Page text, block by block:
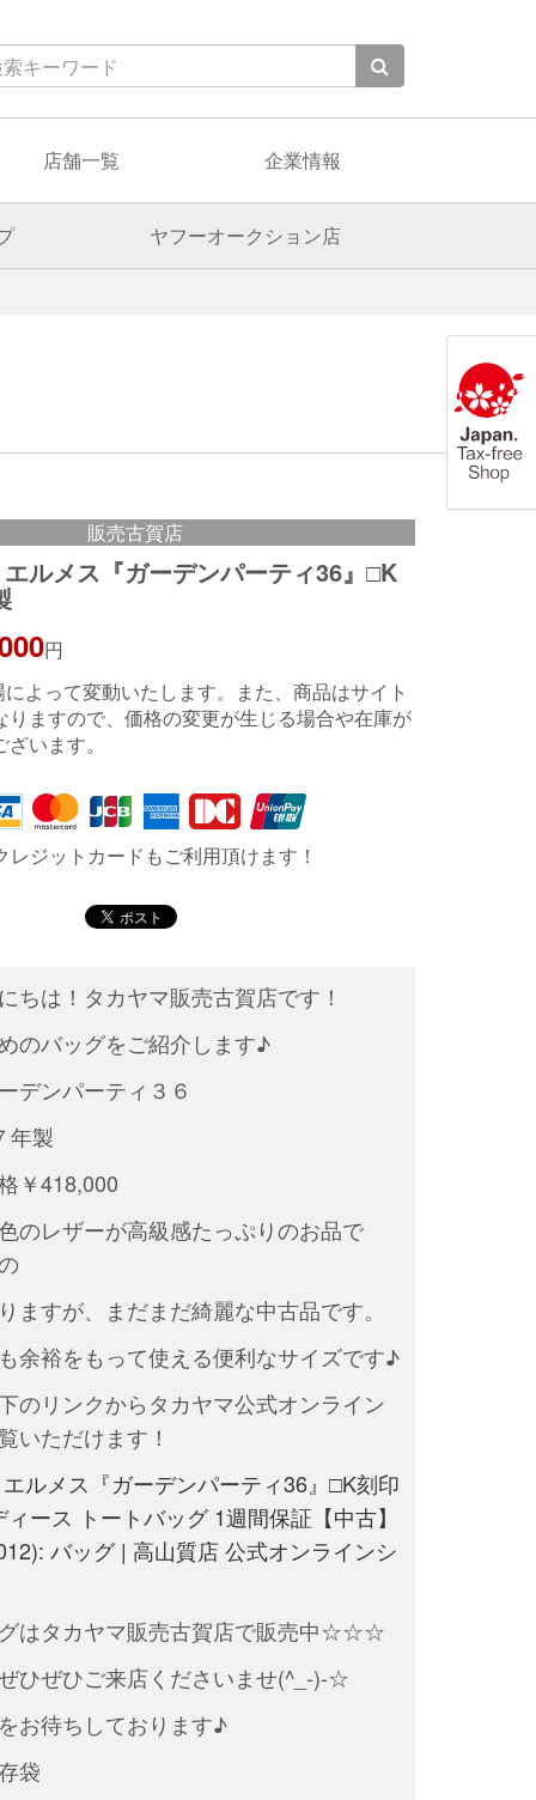
店舗一覧 企業情報
ヤフーオークション店
販売古賀店
ルメス『ガーデンパーティ36』□K
円
よって変動いたします。また、商品はサイト
りますので、価格の変更が生じる場合や在庫が
います。
レジットカードもご利用頂けます！
は！タカヤマ販売古賀店です！
のバッグをご紹介します♪
デンパーティ３６
年製
￥418,000
のレザーが高級感たっぷりのお品で
ますが、まだまだ綺麗な中古品です。
余裕をもって使える便利なサイズです♪
のリンクからタカヤマ公式オンライン
いただけます！
ルメス『ガーデンパーティ36』□K刻印
ース トートバッグ 1週間保証【中古】
バッグ | 高山質店 公式オンラインシ
はタカヤマ販売古賀店で販売中☆☆☆
ひぜひご来店くださいませ(^_-)-☆
お待ちしております♪
袋